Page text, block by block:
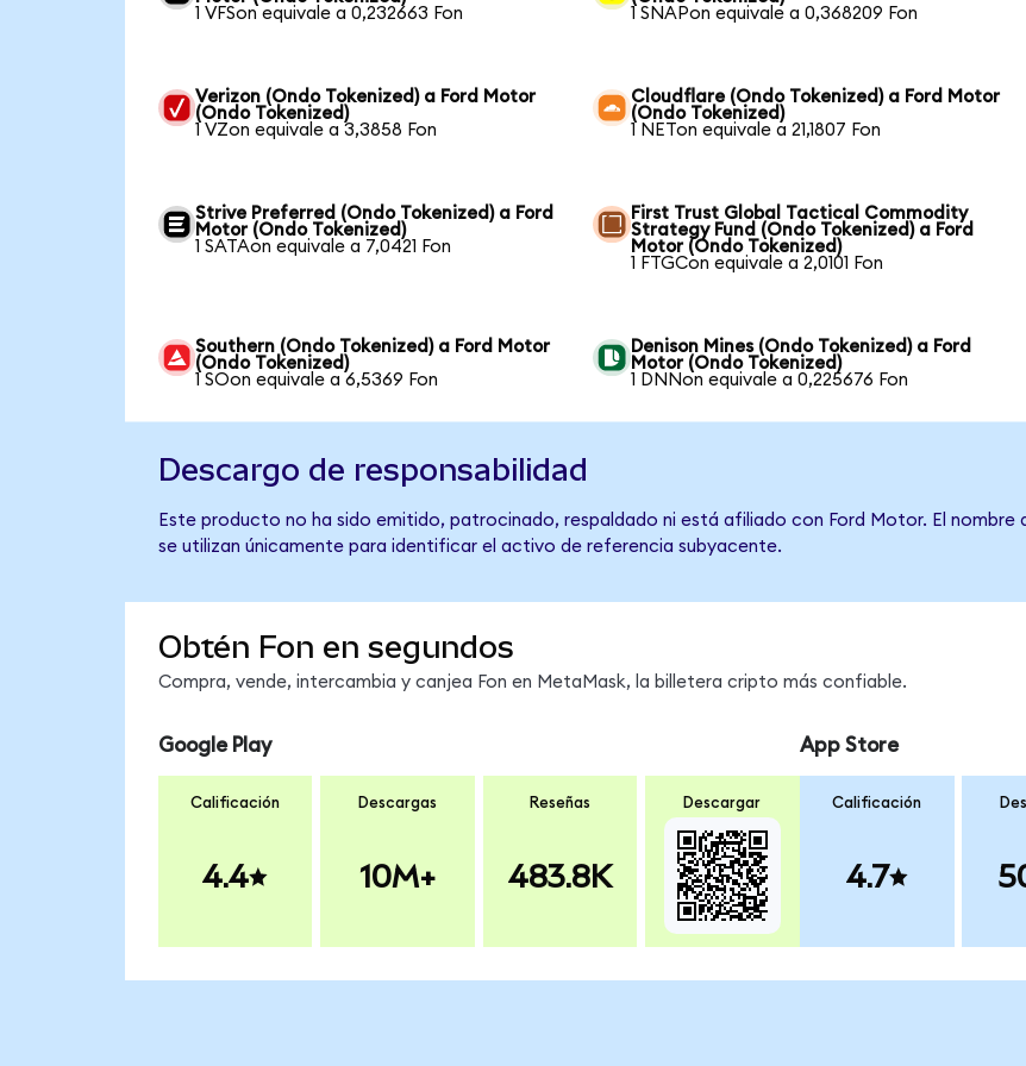
1 VFSon equivale a 0,232663 Fon
1 SNAPon equivale a 0,368209 Fon
Verizon (Ondo Tokenized) a Ford Motor
(Ondo Tokenized)
1 VZon equivale a 3,3858 Fon
Cloudflare (Ondo Tokenized) a Ford Motor
(Ondo Tokenized)
1 NETon equivale a 21,1807 Fon
Strive Preferred (Ondo Tokenized) a Ford
Motor (Ondo Tokenized)
1 SATAon equivale a 7,0421 Fon
First Trust Global Tactical Commodity
Strategy Fund (Ondo Tokenized) a Ford
Motor (Ondo Tokenized)
1 FTGCon equivale a 2,0101 Fon
Southern (Ondo Tokenized) a Ford Motor
(Ondo Tokenized)
1 SOon equivale a 6,5369 Fon
Denison Mines (Ondo Tokenized) a Ford
Motor (Ondo Tokenized)
1 DNNon equivale a 0,225676 Fon
Descargo de responsabilidad
Este producto no ha sido emitido, patrocinado, respaldado ni está afiliado con Ford Motor. El nombre
se utilizan únicamente para identificar el activo de referencia subyacente.
Obtén Fon en segundos
Compra, vende, intercambia y canjea Fon en MetaMask, la billetera cripto más confiable.
Google Play
Calificación
4.4
Descargas
10M+
Reseñas
483.8K
Descargar
App Store
Calificación
4.7